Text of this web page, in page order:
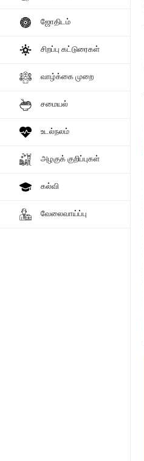
ஜோதிடம்
சிறப்பு கட்டுரைகள்
வாழ்க்கை முறை
சமையல்
உடல்நலம்
அழகுக் குறிப்புகள்
கல்வி
வேலைவாய்ப்பு